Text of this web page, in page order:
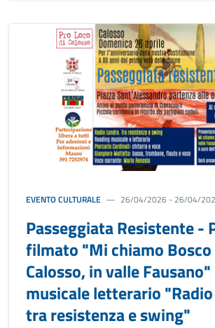
EVENTO CULTURALE 26/04/2026 - 26/04/
Passeggiata Resistente -
filmato "Mi chiamo Bosco
Calosso, in valle
musicale letterario
tra resistenza e swing"